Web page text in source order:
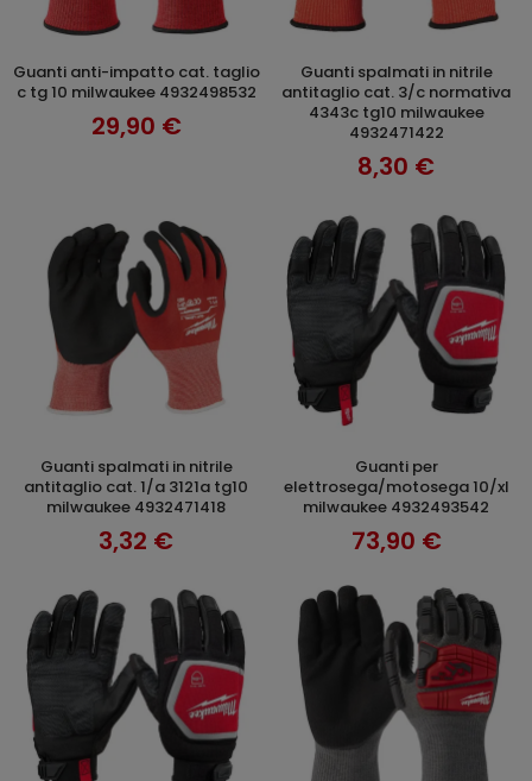
AGGIUNGI AL CARRELLO
guanti anti-impatto cat. taglio
c tg 10 milwaukee 4932498532
29,90 €
AGGIUNGI AL CARRELLO
guanti spalmati in nitrile
antitaglio cat. 3/c normativa
4343c tg10 milwaukee
4932471422
8,30 €
AGGIUNGI AL CARRELLO
guanti spalmati in nitrile
antitaglio cat. 1/a 3121a tg10
milwaukee 4932471418
3,32 €
AGGIUNGI AL CARRELLO
guanti per
elettrosega/motosega 10/xl
milwaukee 4932493542
73,90 €